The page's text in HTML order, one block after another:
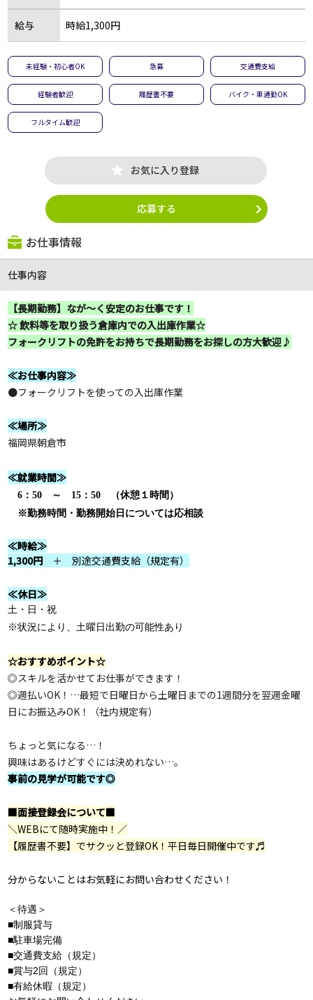
給与 時給1,300円
未経験・初心者OK 急募 交通費支給
経験者歓迎 履歴書不要 バイク・車通勤OK
フルタイム歓迎
お気に入り登録
応募する
お仕事情報
仕事内容
【長期勤務】なが～く安定のお仕事です！
☆ 飲料等を取り扱う倉庫内での入出庫作業☆
フォークリフトの免許をお持ちで長期勤務をお探しの方大歓迎♪
≪お仕事内容≫
●フォークリフトを使っての入出庫作業
≪場所≫
福岡県朝倉市
≪就業時間≫
6：50 ～ 15：50 （休憩１時間）
※勤務時間・勤務開始日については応相談
≪時給≫
1,300円
＋ 別途交通費支給（規定有）
≪休日≫
土・日・祝
※状況により、土曜日出勤の可能性あり
☆おすすめポイント☆
◎スキルを活かせてお仕事ができます！
◎週払いOK！…最短で日曜日から土曜日までの1週間分を翌週金曜
日にお振込みOK！（社内規定有）
ちょっと気になる…！
興味はあるけどすぐには決めれない…。
事前の見学が可能です◎
■面接登録会について■
＼WEBにて随時実施中！／
【履歴書不要】でサクッと登録OK！平日毎日開催中です♬
分からないことはお気軽にお問い合わせください！
＜待遇＞
■制服貸与
■駐車場完備
■交通費支給（規定）
■賞与2回（規定）
■有給休暇（規定）